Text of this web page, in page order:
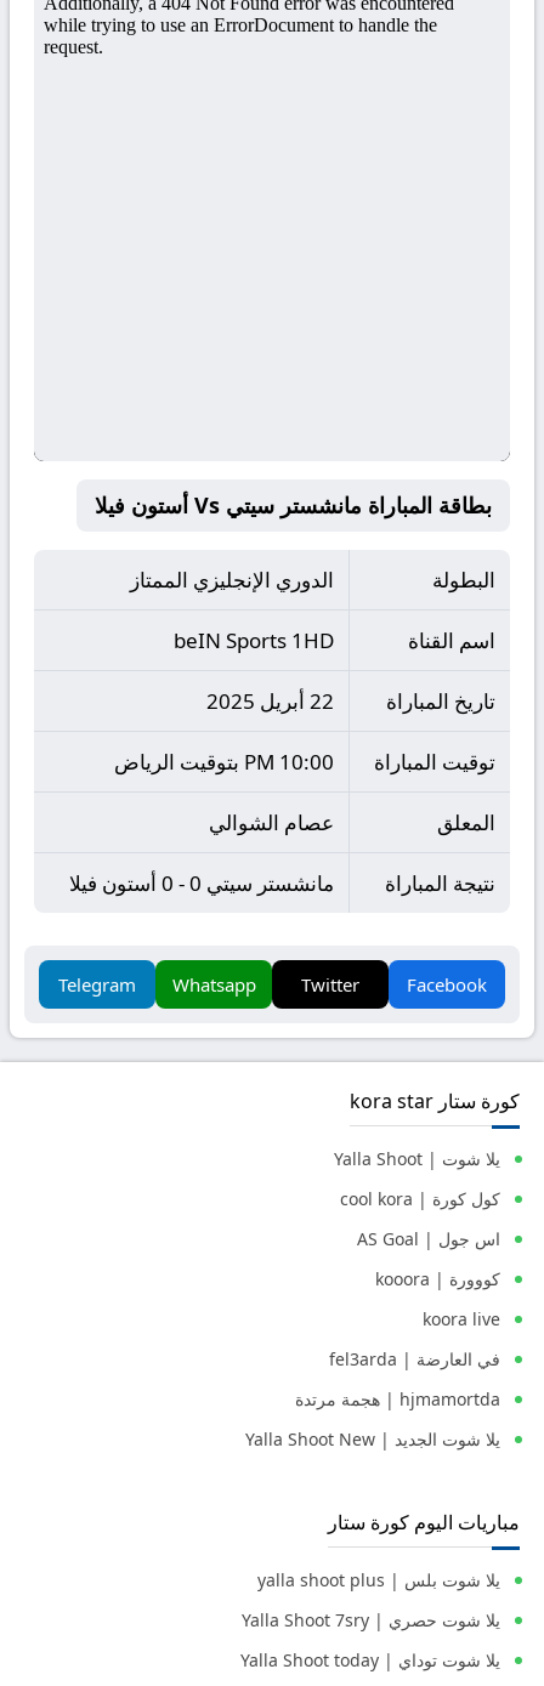
بطاقة المباراة مانشستر سيتي Vs أستون فيلا
البطولة الدوري الإنجليزي الممتاز
اسم القناة beIN Sports 1HD
تاريخ المباراة 22 أبريل 2025
توقيت المباراة 10:00 PM بتوقيت الرياض
المعلق عصام الشوالي
نتيجة المباراة مانشستر سيتي 0 - 0 أستون فيلا
Facebook
Twitter
Whatsapp
Telegram
كورة ستار kora star
يلا شوت | Yalla Shoot
كول كورة | cool kora
اس جول | AS Goal
كووورة | kooora
koora live
في العارضة | fel3arda
hjmamortda | هجمة مرتدة
يلا شوت الجديد | Yalla Shoot New
مباريات اليوم كورة ستار
يلا شوت بلس | yalla shoot plus
يلا شوت حصري | Yalla Shoot 7sry
يلا شوت توداي | Yalla Shoot today